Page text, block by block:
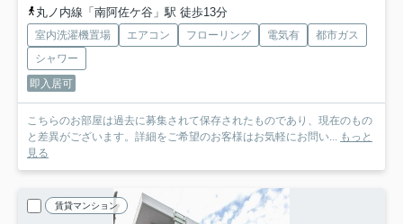
丸ノ内線「南阿佐ケ谷」駅 徒歩13分
室内洗濯機置場 エアコン フローリング 電気有
都市ガス
シャワー
即入居可
こちらのお部屋は過去に募集されて保存されたものであり、現在のもの
と差異がございます。詳細をご希望のお客様はお気軽にお問い...
もっと
見る
賃貸マンション